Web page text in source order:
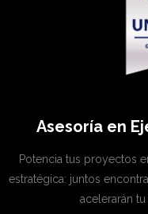
Asesoría en
Potencia tus proyectos
estratégica: juntos
acelerarán